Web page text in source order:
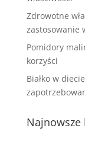
Zdrowotne
zastosowanie
Pomidory
korzyści
Białko w
Najnowsze